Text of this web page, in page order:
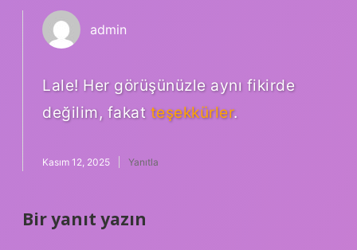
admin
Lale! Her görüşünüzle aynı fikirde
değilim, fakat teşekkürler.
Kasım 12, 2025 Yanıtla
Bir yanıt yazın